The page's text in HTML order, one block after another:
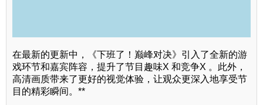
在最新的更新中，《下班了！巅峰对决》引入了全新的游
戏环节和嘉宾阵容，提升了节目趣味X 和竞争X 。此外，
高清画质带来了更好的视觉体验，让观众更深入地享受节
目的精彩瞬间。**